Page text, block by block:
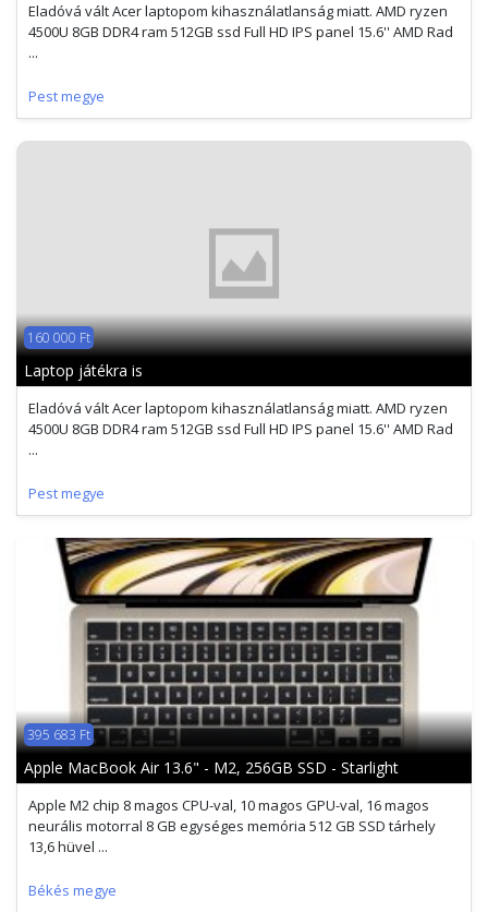
Eladóvá vált Acer laptopom kihasználatlanság miatt. AMD ryzen
4500U 8GB DDR4 ram 512GB ssd Full HD IPS panel 15.6'' AMD Rad
...
Pest megye
160 000 Ft
Laptop játékra is
Eladóvá vált Acer laptopom kihasználatlanság miatt. AMD ryzen
4500U 8GB DDR4 ram 512GB ssd Full HD IPS panel 15.6'' AMD Rad
...
Pest megye
395 683 Ft
Apple MacBook Air 13.6" - M2, 256GB SSD - Starlight
Apple M2 chip 8 magos CPU-val, 10 magos GPU-val, 16 magos
neurális motorral 8 GB egységes memória 512 GB SSD tárhely
13,6 hüvel ...
Békés megye